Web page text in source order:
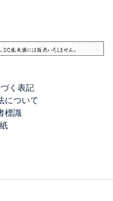
く表記
について
標識